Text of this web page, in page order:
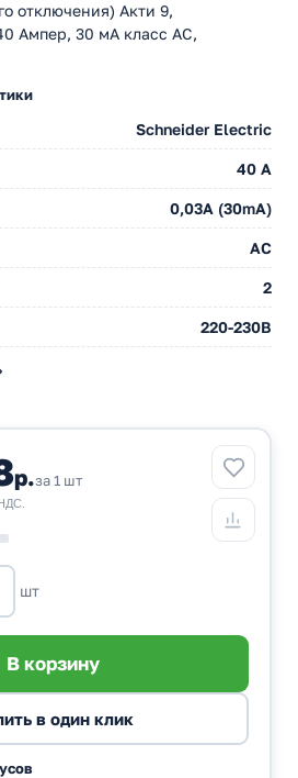
отключения) Акти 9,
Ампер, 30 мА класс AC,
Schneider Electric
40 A
0,03A (30mA)
AC
2
220-230В
р.за 1 шт
шт